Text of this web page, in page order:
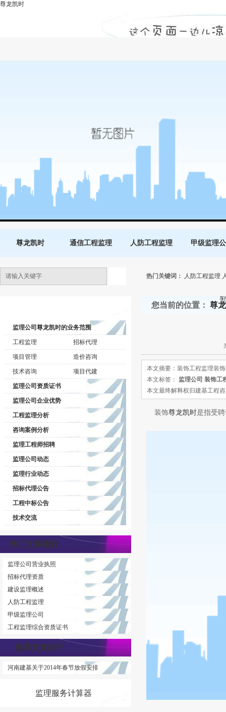
装饰工程监理-尊龙凯时
尊龙凯时
尊龙凯时 通信工程监理 人防工程监理 甲级监理
热门关键词： 人防工程监理
监理公司尊龙凯时的业务范围
工程监理 招标代理
项目管理 造价咨询
技术咨询 项目代建
监理公司资质证书
监理公司企业优势
工程监理分析
咨询案例分析
监理工程师招聘
监理公司动态
监理行业动态
招标代理公告
工程中标公告
技术交流
热门文章排行
监理公司营业执照
招标代理资质
建设监理概述
人防工程监理
甲级监理公司
工程监理综合资质证书
推荐文章排行
河南建基关于2014年春节放假安排
监理服务计算器
您当前的位置： 尊
本文摘要：装饰工程监理装
本文标签： 监理公司 装饰工
本文最终解释权归建基工程咨
装饰尊龙凯时是指受